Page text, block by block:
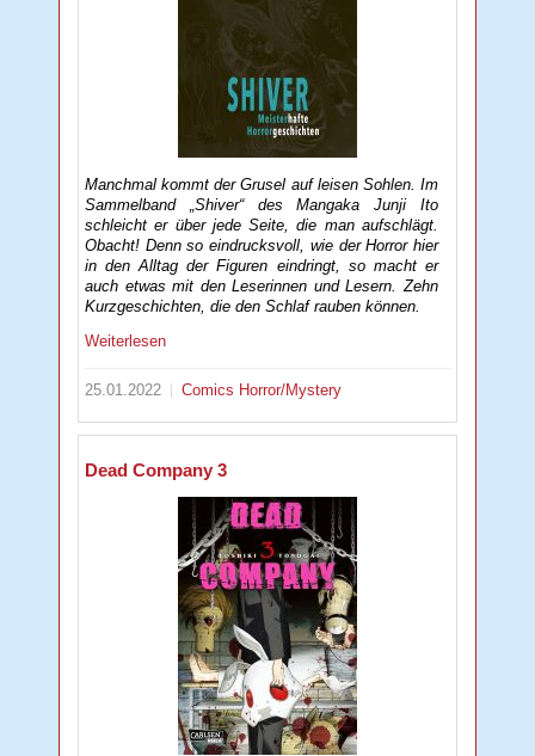
Manchmal kommt der Grusel auf leisen Sohlen. Im
Sammelband „Shiver“ des Mangaka Junji Ito
schleicht er über jede Seite, die man aufschlägt.
Obacht! Denn so eindrucksvoll, wie der Horror hier
in den Alltag der Figuren eindringt, so macht er
auch etwas mit den Leserinnen und Lesern. Zehn
Kurzgeschichten, die den Schlaf rauben können.
Weiterlesen
25.01.2022 Comics Horror/Mystery
Dead Company 3